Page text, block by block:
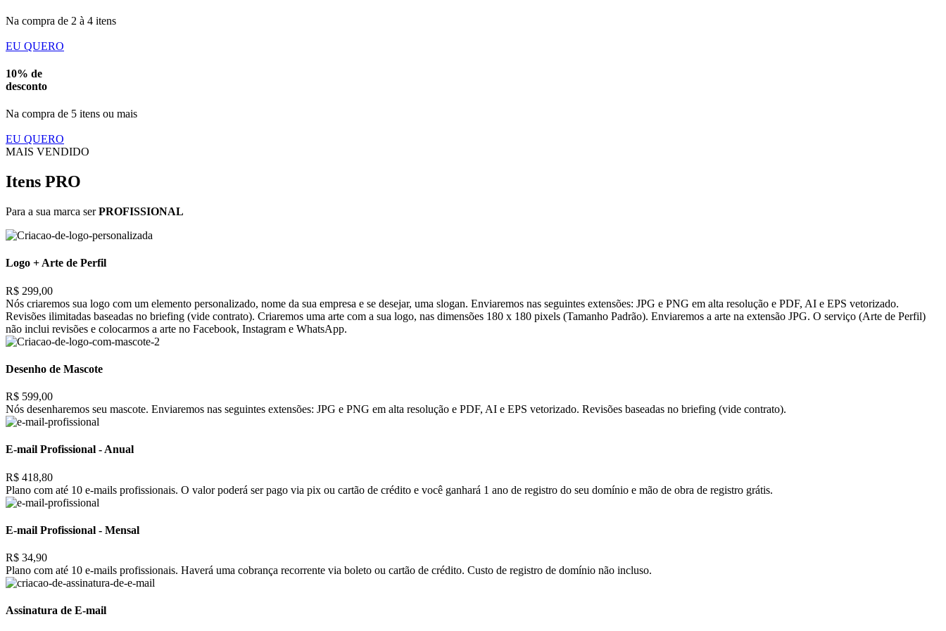
Na compra de 2 à 4 itens
EU QUERO
10% de
desconto
Na compra de 5 itens ou mais
EU QUERO
MAIS VENDIDO
Itens PRO
Para a sua marca serPROFISSIONAL
Logo + Arte de Perfil
R$ 299,00
Nós criaremos sua logo com um elemento personalizado, nome da sua empresa e se desejar, uma slogan. Enviaremos nas seguintes extensões: JPG e PNG em alta resolução e PDF, AI e EPS vetorizado.
Revisões ilimitadas baseadas no briefing (vide contrato). Criaremos uma arte com a sua logo, nas dimensões 180 x 180 pixels (Tamanho Padrão). Enviaremos a arte na extensão JPG. O serviço (Arte de Perfil)
não inclui revisões e colocarmos a arte no Facebook, Instagram e WhatsApp.
Desenho de Mascote
R$ 599,00
Nós desenharemos seu mascote. Enviaremos nas seguintes extensões: JPG e PNG em alta resolução e PDF, AI e EPS vetorizado. Revisões baseadas no briefing (vide contrato).
E-mail Profissional - Anual
R$ 418,80
Plano com até 10 e-mails profissionais. O valor poderá ser pago via pix ou cartão de crédito e você ganhará 1 ano de registro do seu domínio e mão de obra de registro grátis.
E-mail Profissional - Mensal
R$ 34,90
Plano com até 10 e-mails profissionais. Haverá uma cobrança recorrente via boleto ou cartão de crédito. Custo de registro de domínio não incluso.
Assinatura de E-mail